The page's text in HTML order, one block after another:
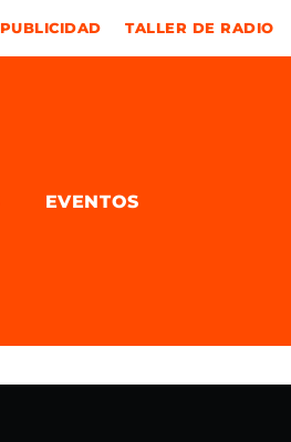
PUBLICIDAD TALLER DE RADIO
EVENTOS